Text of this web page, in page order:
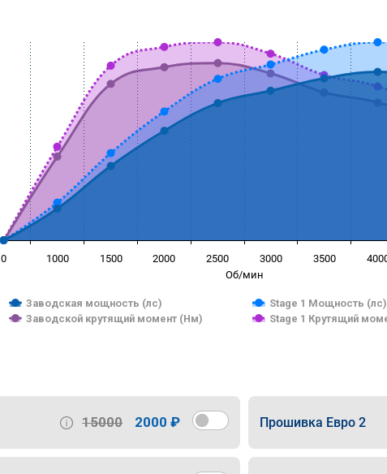
Об/мин
Заводская мощность (лс)
Stage 1 Мощность (лс)
Заводской крутящий момент (Нм)
Stage 1 Крутящий
0 1000 1500 2000 2500 3000 3500
15000 2000 ₽ Прошивка Евро 2